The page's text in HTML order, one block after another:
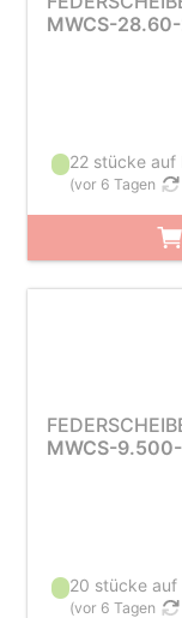
MWCS-
22 stücke auf
(vor 6 Tagen
MWCS-
20 stücke auf
(vor 6 Tagen